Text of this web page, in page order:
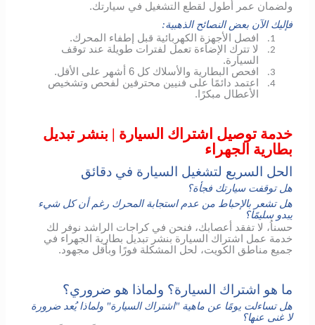
ولضمان عمر أطول لقطع التشغيل في سيارتك.
فإليك الآن بعض النصائح الذهبية:
1. افصل الأجهزة الكهربائية قبل إطفاء المحرك.
2.
لا تترك الإضاءة تعمل لفترات طويلة عند توقف
السيارة.
3. افحص البطارية والأسلاك كل 6 أشهر على الأقل.
4.
اعتمد دائمًا على فنيين محترفين لفحص وتشخيص
الأعطال مبكرًا.
خدمة توصيل اشتراك السيارة | بنشر تبديل
بطارية الجهراء
الحل السريع لتشغيل السيارة في دقائق
هل توقفت سيارتك فجأة؟
هل تشعر بالإحباط من عدم استجابة المحرك رغم أن كل شيء
يبدو سليمًا؟
حسناُ، لا تفقد أعصابك، فنحن في كراجات الراشد نوفر لك
خدمة عمل اشتراك السيارة بنشر تبديل بطارية الجهراء في
جميع مناطق الكويت، لحل المشكلة فورًا وبأقل مجهود.
ما هو اشتراك السيارة؟ ولماذا هو ضروري؟
هل تساءلت يومًا عن ماهية "اشتراك السيارة" ولماذا يُعد ضرورة
لا غنى عنها؟